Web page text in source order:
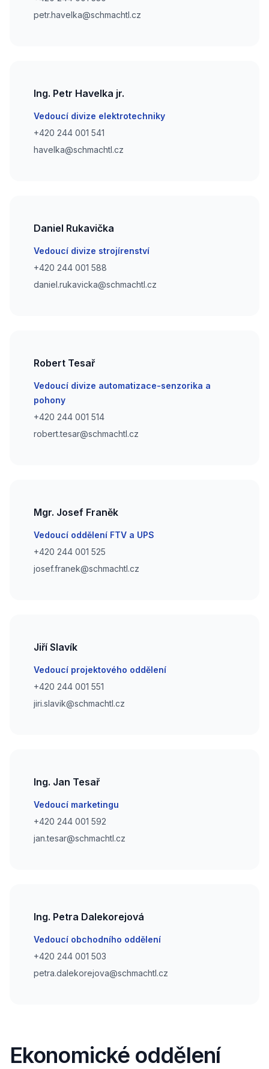
Phone number
petr.havelka@schmachtl.cz
Ing. Petr Havelka jr.
Email
Vedoucí divize elektrotechniky
Phone number
+420 244 001 541
Phone number
havelka@schmachtl.cz
Daniel Rukavička
Email
Vedoucí divize strojírenství
Phone number
+420 244 001 588
Phone number
daniel.rukavicka@schmachtl.cz
Robert Tesař
Email
Vedoucí divize automatizace-senzorika a
pohony
Phone number
+420 244 001 514
Phone number
robert.tesar@schmachtl.cz
Mgr. Josef Franěk
Email
Vedoucí oddělení FTV a UPS
Phone number
+420 244 001 525
Phone number
josef.franek@schmachtl.cz
Jiří Slavík
Email
Vedoucí projektového oddělení
Phone number
+420 244 001 551
Phone number
jiri.slavik@schmachtl.cz
Ing. Jan Tesař
Email
Vedoucí marketingu
Phone number
+420 244 001 592
Phone number
jan.tesar@schmachtl.cz
Ing. Petra Dalekorejová
Email
Vedoucí obchodního oddělení
Phone number
+420 244 001 503
Phone number
petra.dalekorejova@schmachtl.cz
Ekonomické oddělení